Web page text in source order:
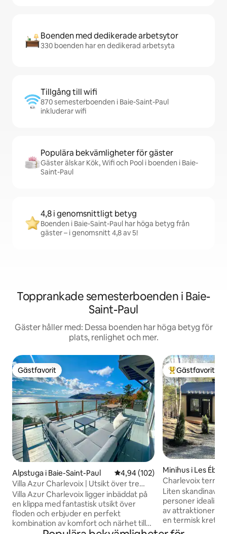
Boenden med dedikerade arbetsytor
330 boenden har en dedikerad arbetsyta
Tillgång till wifi
870 semesterboenden i Baie-Saint-Paul
inkluderar wifi
Populära bekvämligheter för gäster
Gäster älskar Kök, Wifi och Pool i boenden i Baie-
Saint-Paul
4,8 i genomsnittligt betyg
Boenden i Baie-Saint-Paul har höga betyg från
gäster – i genomsnitt 4,8 av 5!
Topprankade semesterboenden i Baie-
Saint-Paul
Gäster håller med: Dessa boenden har höga betyg för
plats, renlighet och mer.
Gästfavorit
Gästfavorit
Alpstuga i Baie-Saint-Paul 4,94 av 5 i genomsnittligt
4,94 (102)
Villa Azur Charlevoix | Utsikt över tre
våningar
Villa Azur Charlevoix ligger inbäddat på
en klippa med fantastisk utsikt över
floden och erbjuder en perfekt
kombination av komfort och närhet till
Populär
Gästfavorit
Minihus i Les
Charlevoix
Liten
personer
av attraktionerna
en termisk krets
hammam)